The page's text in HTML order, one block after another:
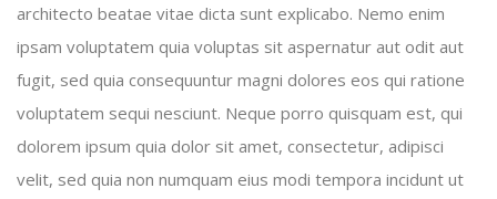
architecto beatae vitae dicta sunt explicabo. Nemo enim
ipsam voluptatem quia voluptas sit aspernatur aut odit aut
fugit, sed quia consequuntur magni dolores eos qui ratione
voluptatem sequi nesciunt. Neque porro quisquam est, qui
dolorem ipsum quia dolor sit amet, consectetur, adipisci
velit, sed quia non numquam eius modi tempora incidunt ut